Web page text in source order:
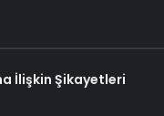
İlişkin Şikayetleri